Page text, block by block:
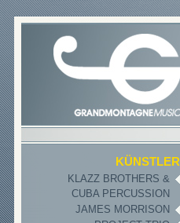
KÜNSTLER
KLAZZ BROTHERS &
CUBA PERCUSSION
JAMES MORRISON